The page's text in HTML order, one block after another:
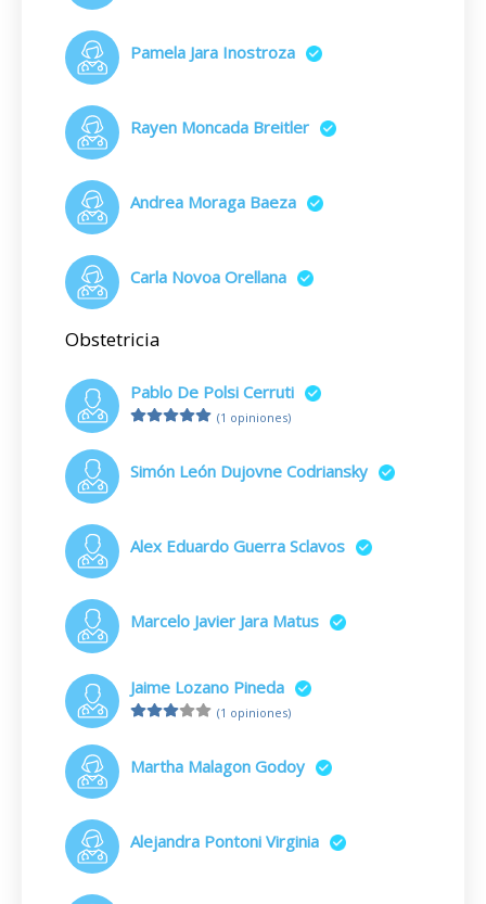
Pamela Jara Inostroza
Rayen Moncada Breitler
Andrea Moraga Baeza
Carla Novoa Orellana
Obstetricia
Pablo De Polsi Cerruti
(1 opiniones)
Simón León Dujovne Codriansky
Alex Eduardo Guerra Sclavos
Marcelo Javier Jara Matus
Jaime Lozano Pineda
(1 opiniones)
Martha Malagon Godoy
Alejandra Pontoni Virginia